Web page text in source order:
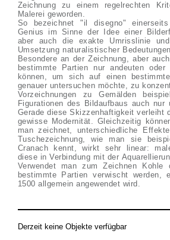
Zeichnung zu einem regelrechten
Malerei geworden.
So bezeichnet "il disegno"
Genius im Sinne der Idee einer
aber auch die exakte Umrisslinie
Umsetzung naturalistischer
Besondere an der Zeichnung, aber
bestimmte Partien nur andeuten
können, um sich auf einen
genauer untersuchen möchte, zu
Vorzeichnungen zu Gemälden
Figurationen des Bildaufbaus auch nur
Gerade diese Skizzenhaftigkeit verleiht
gewisse Modernität. Gleichzeitig
man zeichnet, unterschiedliche
Tuschezeichnung, wie man sie
Cranach kennt, wirkt sehr linear:
diese in Verbindung mit der
Verwendet man zum Zeichnen Kohle
bestimmte Partien verwischt werden,
1500 allgemein angewendet wird.
Derzeit keine Objekte verfügbar